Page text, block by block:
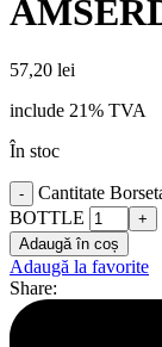
57,20 lei
include 21% TVA
În stoc
Cantitate
BOTTLE
Adaugă în coș
Adaugă la favorite
Share: